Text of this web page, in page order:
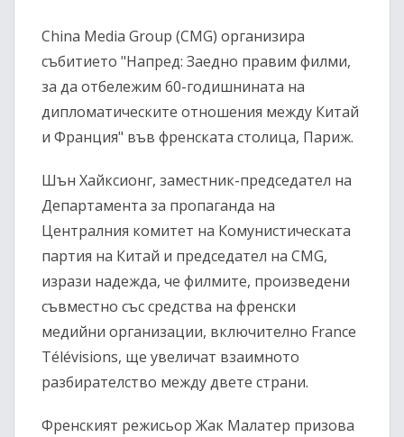
China Media Group (CMG) организира
събитието "Напред: Заедно правим филми,
за да отбележим 60-годишнината на
дипломатическите отношения между Китай
и Франция" във френската столица, Париж.
Шън Хайксионг, заместник-председател на
Департамента за пропаганда на
Централния комитет на Комунистическата
партия на Китай и председател на CMG,
изрази надежда, че филмите, произведени
съвместно със средства на френски
медийни организации, включително France
Télévisions, ще увеличат взаимното
разбирателство между двете страни.
Френският режисьор Жак Малатер призова